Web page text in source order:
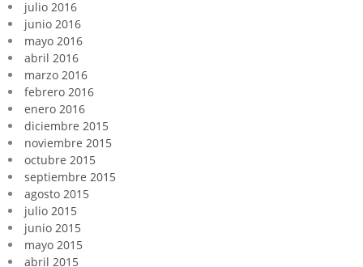
julio 2016
junio 2016
mayo 2016
abril 2016
marzo 2016
febrero 2016
enero 2016
diciembre 2015
noviembre 2015
octubre 2015
septiembre 2015
agosto 2015
julio 2015
junio 2015
mayo 2015
abril 2015